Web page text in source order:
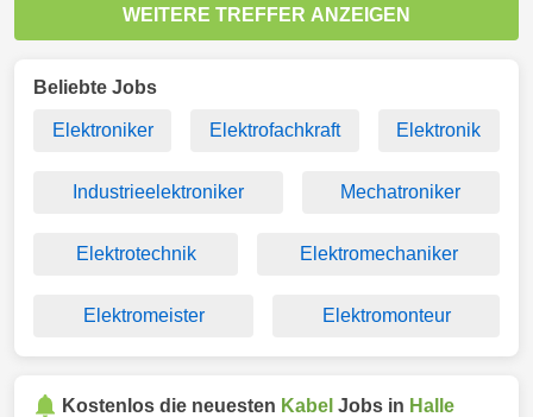
WEITERE TREFFER ANZEIGEN
Beliebte Jobs
Elektroniker Elektrofachkraft Elektronik
Industrieelektroniker Mechatroniker
Elektrotechnik Elektromechaniker
Elektromeister Elektromonteur
Kostenlos die neuesten Kabel Jobs in Halle